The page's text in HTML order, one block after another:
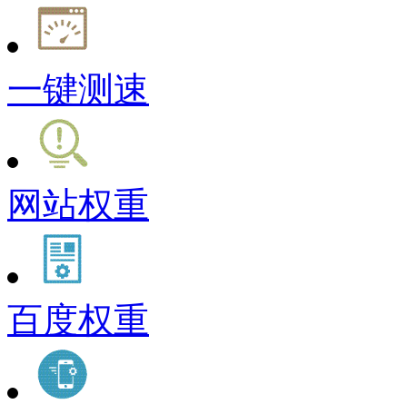
一键测速
网站权重
百度权重